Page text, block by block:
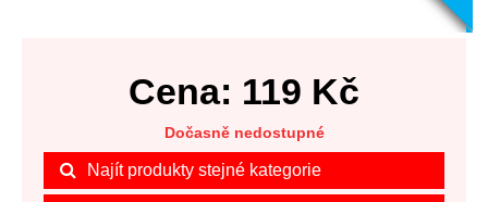
Cena: 119 Kč
Dočasně nedostupné
Najít produkty stejné kategorie